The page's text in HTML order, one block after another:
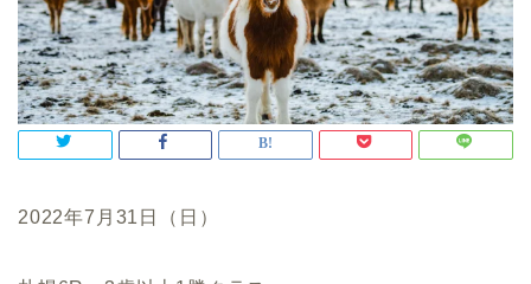
2022年7月31日（日）